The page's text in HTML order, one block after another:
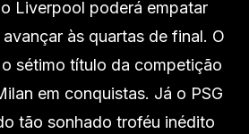
Liverpool poderá empatar
às quartas de final. O
sétimo título da competição
em conquistas. Já o PSG
tão sonhado troféu inédito